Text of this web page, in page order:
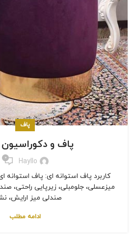
پاف
پاف و
Hayllo
0
کاربرد پاف استوانه ای: پاف
میزعسلی، جلومبلی، زیرپایی راحتی،
صندلی میز ارایش،
ادامه مطلب